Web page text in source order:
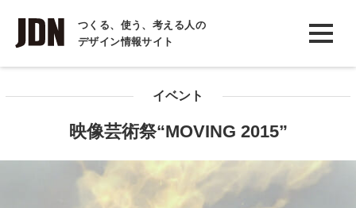
つくる、使う、考える人の
デザイン情報サイト
INTERVIEW
インタビュー
イベント
映像芸術祭“MOVING 2015”